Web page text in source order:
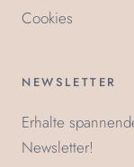
Cookies
NEWSLETTER
Erhalte
Newsletter!